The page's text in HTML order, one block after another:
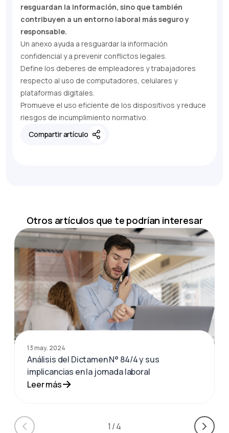
resguardan la información, sino que también
contribuyen a un entorno laboral más seguro y
responsable.
Un anexo ayuda a resguardar la información
confidencial y a prevenir conflictos legales.
Define los deberes de empleadores y trabajadores
respecto al uso de computadores, celulares y
plataformas digitales.
Promueve el uso eficiente de los dispositivos y reduce
riesgos de incumplimiento normativo.
Compartir artículo
Otros artículos que te podrían interesar
13 may. 2024
Análisis del Dictamen N° 84/4 y sus
implicancias en la jornada laboral
Leer más
1 /4